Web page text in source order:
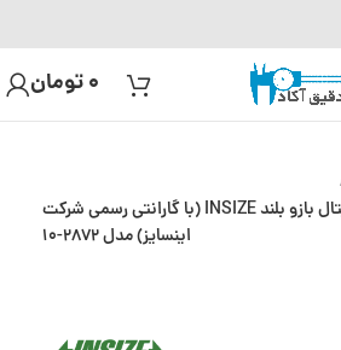
0تومان
ضخامت سنج دیجیتال بازو بلند INSIZE (با گارانتی رسمی شرکت
اینسایز) مدل 2872-10